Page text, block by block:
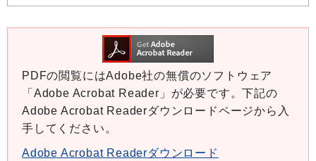
PDFの閲覧にはAdobe社の無償のソフトウェア
「Adobe Acrobat Reader」が必要です。下記の
Adobe Acrobat Readerダウンロードページから入
手してください。
Adobe Acrobat Readerダウンロード